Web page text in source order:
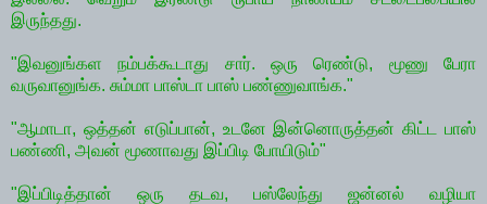
இருந்தது.
"இவனுங்கள நம்பக்கூடாது சார். ஒரு ரெண்டு, மூணு பேரா
வருவானுங்க. சும்மா பாஸ்டா பாஸ் பண்ணுவாங்க."
"ஆமாடா, ஒத்தன் எடுப்பான், உடனே இன்னொருத்தன் கிட்ட பாஸ்
பண்ணி, அவன் மூணாவது இப்பிடி போயிடும்"
"இப்பிடித்தான் ஒரு தடவ, பஸ்லேந்து ஜன்னல் வழியா